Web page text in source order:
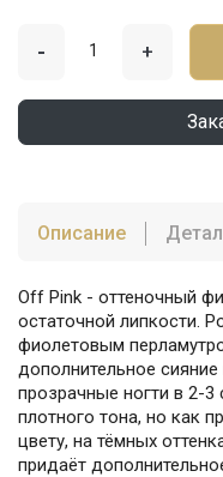
- +
Описание
Off Pink - оттеночный
остаточной липкости.
фиолетовым
дополнительное
прозрачные ногти в 2-
плотного тона, но как
цвету, на тёмных
придаёт